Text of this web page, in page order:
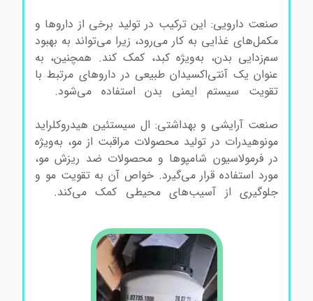
صنعت دارویی: این ترکیب در تولید برخی از داروها و
مکمل‌های غذایی به کار می‌رود، زیرا می‌تواند به بهبود
سم‌زدایی بدن، به‌ویژه کبد، کمک کند. همچنین، به
عنوان یک آنتی‌اکسیدان طبیعی در داروهای مرتبط با
تقویت سیستم ایمنی بدن استفاده می‌شود.ال
صنعت آرایشی و بهداشتی: ال سیستئین هیدروکلراید
مونوهیدرات در تولید محصولات مراقبت از مو، به‌ویژه
در فرمولاسیون شامپوها و محصولات ضد ریزش مو،
مورد استفاده قرار می‌گیرد. خواص آن به تقویت مو و
جلوگیری از آسیب‌های محیطی کمک می‌کند.ال